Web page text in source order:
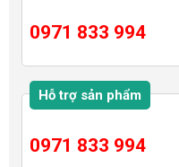
0971 833 994
Hỗ trợ sản phẩm
0971 833 994